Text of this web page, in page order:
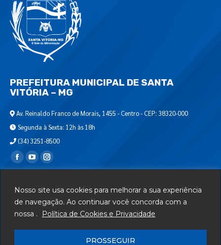
Nosso site usa cookies para melhorar a sua experiência
de navegação. Ao continuar você concorda com a
nossa .
Política de Cookies e Privacidade
PROSSEGUIR
PREFEITURA MUNICIPAL DE SANTA
VITÓRIA – MG
Av. Reinaldo Franco de Morais, 1455 - Centro - CEP: 38320-000
Segunda à Sexta: 12h às 18h
(34) 3251-8500
Encontre-nos em:
Departamento de T.I.
Serviços